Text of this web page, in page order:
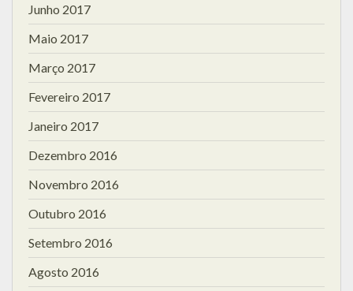
Junho 2017
Maio 2017
Março 2017
Fevereiro 2017
Janeiro 2017
Dezembro 2016
Novembro 2016
Outubro 2016
Setembro 2016
Agosto 2016